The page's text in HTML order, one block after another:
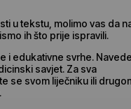
u tekstu, molimo vas da
ih što prije ispravili.
i edukativne svrhe.
savjet. Za sva
se svom liječniku ili